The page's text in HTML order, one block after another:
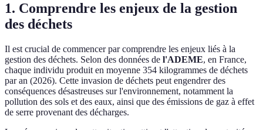
1. Comprendre les enjeux de la gestion
des déchets
Il est crucial de commencer par comprendre les enjeux liés à la
gestion des déchets. Selon des données de l'ADEME, en France,
chaque individu produit en moyenne 354 kilogrammes de déchets
par an (2026). Cette invasion de déchets peut engendrer des
conséquences désastreuses sur l'environnement, notamment la
pollution des sols et des eaux, ainsi que des émissions de gaz à effet
de serre provenant des décharges.